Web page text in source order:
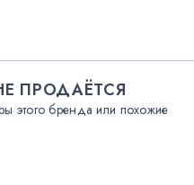
ПРОДАЁТСЯ
этого бренда или похожие